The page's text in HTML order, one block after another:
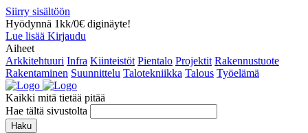
Siirry sisältöön
Hyödynnä 1kk/0€ diginäyte!
Lue lisää Kirjaudu
Aiheet
Arkkitehtuuri Infra Kiinteistöt Pientalo Projektit Rakennustuote
Rakentaminen Suunnittelu Talotekniikka Talous Työelämä
Kaikki mitä tietää pitää
Hae tältä sivustolta
Haku